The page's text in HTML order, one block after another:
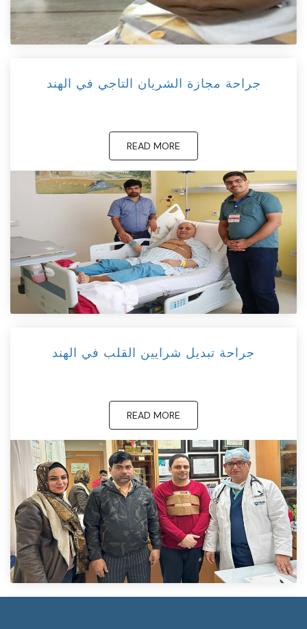
جراحة مجازة الشريان التاجي في الهند
READ MORE
جراحة تبديل شرايين القلب في الهند
READ MORE